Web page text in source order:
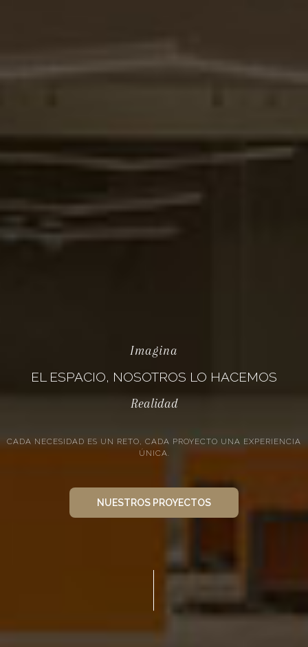
Imagina
EL ESPACIO, NOSOTROS LO HACEMOS
Realidad
CADA NECESIDAD ES UN RETO, CADA PROYECTO UNA EXPERIENCIA
ÚNICA.
NUESTROS PROYECTOS